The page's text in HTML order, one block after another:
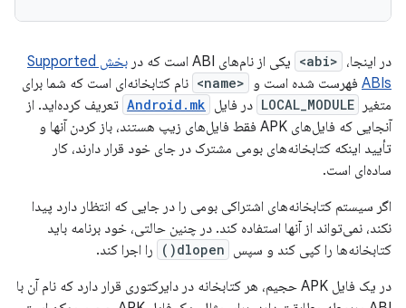
در اینجا، <abi> یکی از نام‌های ABI است که در
بخش Supported
ABIs فهرست شده است و <name>
نام کتابخانه‌ای است که شما برای
متغیر
LOCAL_MODULE در فایل Android.mk تعریف کرده‌اید. از
آنجایی که فایل‌های APK فقط فایل‌های زیپ هستند، باز کردن آنها و
تأیید اینکه کتابخانه‌های بومی مشترک در جای خود قرار دارند، کار
ساده‌ای است.
اگر سیستم کتابخانه‌های اشتراکی بومی را در جایی که انتظار دارد پیدا
نکند، نمی‌تواند از آنها استفاده کند. در چنین حالتی، خود برنامه باید
کتابخانه‌ها را کپی کند و سپس dlopen()
را اجرا کند.
در یک فایل APK حجیم، هر کتابخانه در دایرکتوری قرار دارد که نام آن با